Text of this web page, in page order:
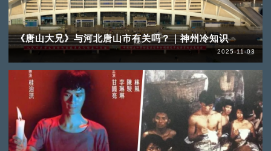
《唐山大兄》与河北唐山市有关吗？｜神州冷知识
2025-11-03